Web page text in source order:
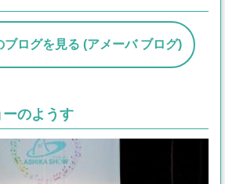
ブログを見る (アメーバ ブログ)
のようす